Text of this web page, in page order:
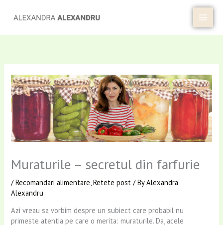
Muraturile – secretul din farfurie
/Recomandari alimentare ,Retete post / ByAlexandra
Alexandru
Azi vreau sa vorbim despre un subiect care probabil nu
primeste atentia pe care o merita: muraturile. Da, acele